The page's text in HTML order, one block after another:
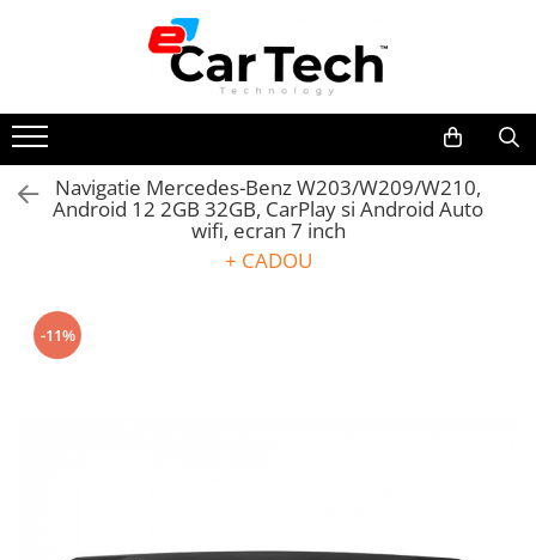
Summer sale
Navigatie dedicata
Navigatii Volkswagen
Navigatii Seat
Navigatii Ford
Navigatie Mercedes-Benz W203/W209/W210,
Android 12 2GB 32GB, CarPlay si Android Auto
wifi, ecran 7 inch
+ CADOU
-11%